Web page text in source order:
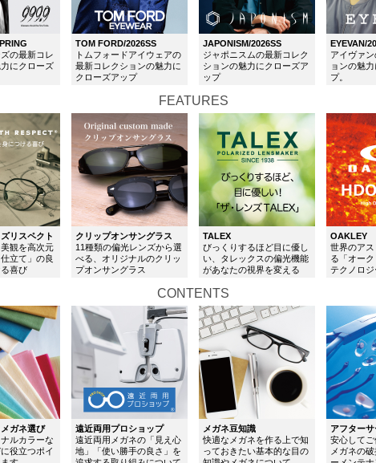
の最新コレ
にクローズ
TOM FORD/2026SS
トムフォードアイウェアの
最新コレクションの魅力に
クローズアップ
JAPONISM/2026SS
ジャポニスムの最新コレク
ションの魅力にクローズア
ップ
EYEVAN/
アイヴァ
ョンの魅
プ。
FEATURES
リスペクト
観を高次元
立て」の良
喜び
クリップオンサングラス
11種類の偏光レンズから選
べる、オリジナルのクリッ
プオンサングラス
TALEX
びっくりするほど目に優し
い、タレックスの偏光機能
があなたの視界を変える
OAKLEY
世界のア
る「オー
テクノロ
CONTENTS
ガネ選び
ルカラーな
役立つポイ
遠近両用プロショップ
遠近両用メガネの「見え心
地」「使い勝手の良さ」を
メガネ豆知識
快適なメガネを作る上で知
っておきたい基本的な目の
アフターサ
安心して
メガネの